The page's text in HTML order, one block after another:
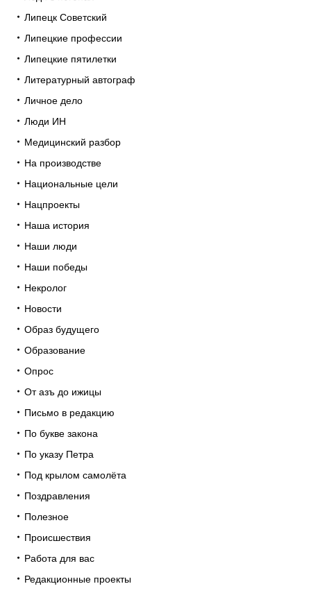
Липецк Советский
Липецкие профессии
Липецкие пятилетки
Литературный автограф
Личное дело
Люди ИН
Медицинский разбор
На производстве
Национальные цели
Нацпроекты
Наша история
Наши люди
Наши победы
Некролог
Новости
Образ будущего
Образование
Опрос
От азъ до ижицы
Письмо в редакцию
По букве закона
По указу Петра
Под крылом самолёта
Поздравления
Полезное
Происшествия
Работа для вас
Редакционные проекты